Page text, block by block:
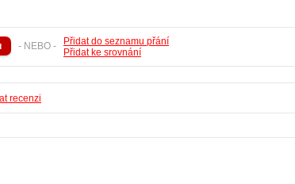
- NEBO -
Přidat do seznamu přání
Přidat ke srovnání
recenzi